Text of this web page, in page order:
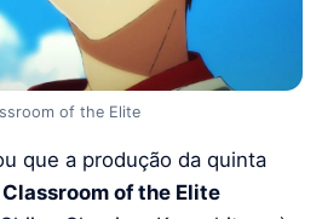
of the Elite
que a produção da quinta
Classroom of the Elite